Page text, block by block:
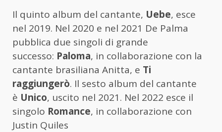
Il quinto album del cantante, Uebe, esce
nel 2019. Nel 2020 e nel 2021 De Palma
pubblica due singoli di grande
successo: Paloma, in collaborazione con la
cantante brasiliana Anitta, e Ti
raggiungerò. Il sesto album del cantante
è Unico, uscito nel 2021. Nel 2022 esce il
singolo Romance, in collaborazione con
Justin Quiles